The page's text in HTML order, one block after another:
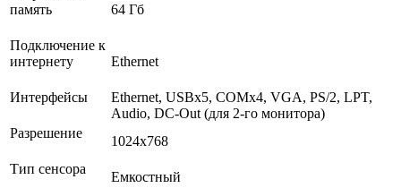
память
64 Гб
Подключение к
интернету
Ethernet
Интерфейсы
Ethernet, USBх5, COMх4, VGA, PS/2, LPT,
Audio, DC-Out (для 2-го монитора)
Разрешение
1024x768
Тип сенсора
Емкостный